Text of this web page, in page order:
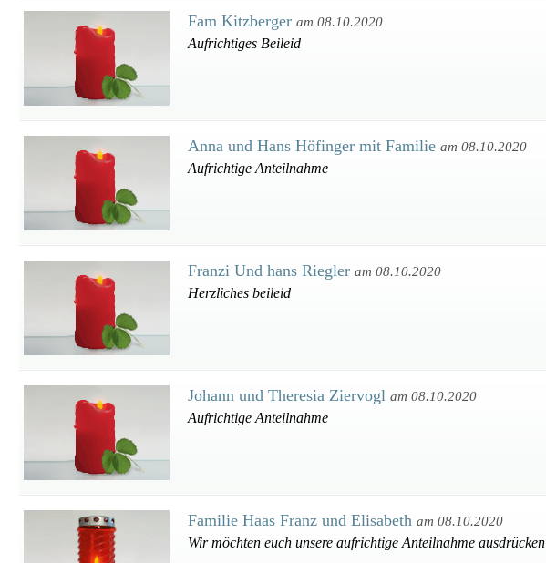
Fam Kitzberger am 08.10.2020
Aufrichtiges Beileid
Anna und Hans Höfinger mit Familie am 08.10.2020
Aufrichtige Anteilnahme
Franzi Und hans Riegler am 08.10.2020
Herzliches beileid
Johann und Theresia Ziervogl am 08.10.2020
Aufrichtige Anteilnahme
Familie Haas Franz und Elisabeth am 08.10.2020
Wir möchten euch unsere aufrichtige Anteilnahme ausdrücken